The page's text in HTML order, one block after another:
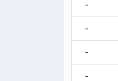
-
-
-
-